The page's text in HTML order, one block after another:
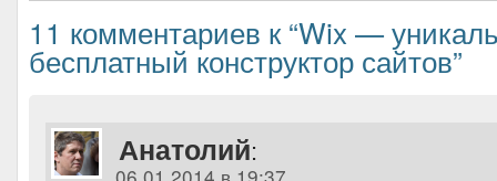
11 комментариев к “Wix —
бесплатный конструктор сайтов”
Анатолий: